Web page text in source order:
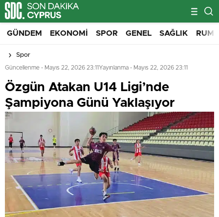
GÜNDEM EKONOMI SPOR GENEL SAĞLIK RUM
Spor
Güncellenme - Mayıs 22, 2026 23:11Yayınlanma - Mayıs 22, 2026 23:11
Özgün Atakan U14 Ligi’nde
Şampiyona Günü Yaklaşıyor